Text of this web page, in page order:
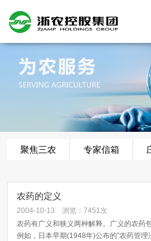
聚焦三农 专家信箱
农药的定义
2004-10-13
浏览：7451次
农药有广义和狭义两种解释。广义的农药
例如，日本早期(1948年)公布的”农药管理